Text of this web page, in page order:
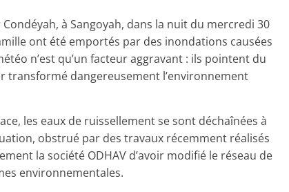
à Sangoyah, dans la nuit du mercredi 30
ont été emportés par des inondations causées
n’est qu’un facteur aggravant : ils pointent du
transformé dangereusement l’environnement
les eaux de ruissellement se sont déchaînées à
obstrué par des travaux récemment réalisés
la société ODHAV d’avoir modifié le réseau de
environnementales.